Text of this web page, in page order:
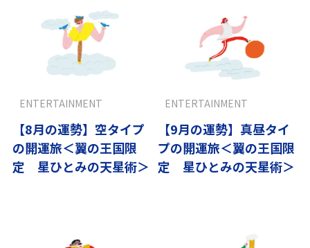
【8月の運勢】空タイプ
の開運旅＜翼の王国限
定 星ひとみの天星術＞
ENTERTAINMENT
【9月の運勢】真昼タイ
プの開運旅＜翼の王国限
定 星ひとみの天星術＞
ENTERTAINMENT